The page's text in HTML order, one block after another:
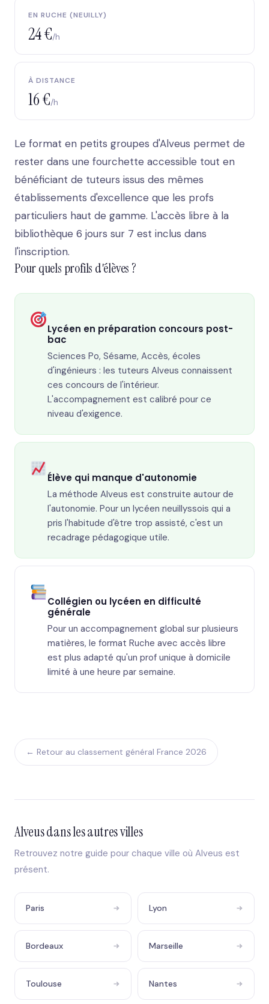
EN RUCHE (NEUILLY)
24 €/h
À DISTANCE
16 €/h
Le format en petits groupes d'Alveus permet de
rester dans une fourchette accessible tout en
bénéficiant de tuteurs issus des mêmes
établissements d'excellence que les profs
particuliers haut de gamme. L'accès libre à la
bibliothèque 6 jours sur 7 est inclus dans
l'inscription.
Pour quels profils d'élèves ?
Lycéen en préparation concours post-
bac
Sciences Po, Sésame, Accès, écoles
d'ingénieurs : les tuteurs Alveus connaissent
ces concours de l'intérieur.
L'accompagnement est calibré pour ce
niveau d'exigence.
Élève qui manque d'autonomie
La méthode Alveus est construite autour de
l'autonomie. Pour un lycéen neuillyssois qui a
pris l'habitude d'être trop assisté, c'est un
recadrage pédagogique utile.
Collégien ou lycéen en difficulté
générale
Pour un accompagnement global sur plusieurs
matières, le format Ruche avec accès libre
est plus adapté qu'un prof unique à domicile
limité à une heure par semaine.
← Retour au classement général France 2026
Alveus dans les autres villes
Retrouvez notre guide pour chaque ville où Alveus est
présent.
Paris Lyon
Bordeaux Marseille
Toulouse Nantes